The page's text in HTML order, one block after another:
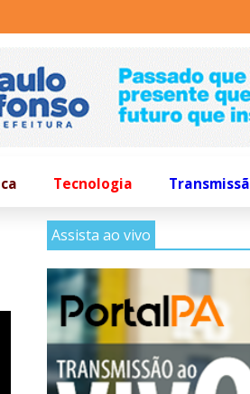
Tecnologia
Assista ao vivo